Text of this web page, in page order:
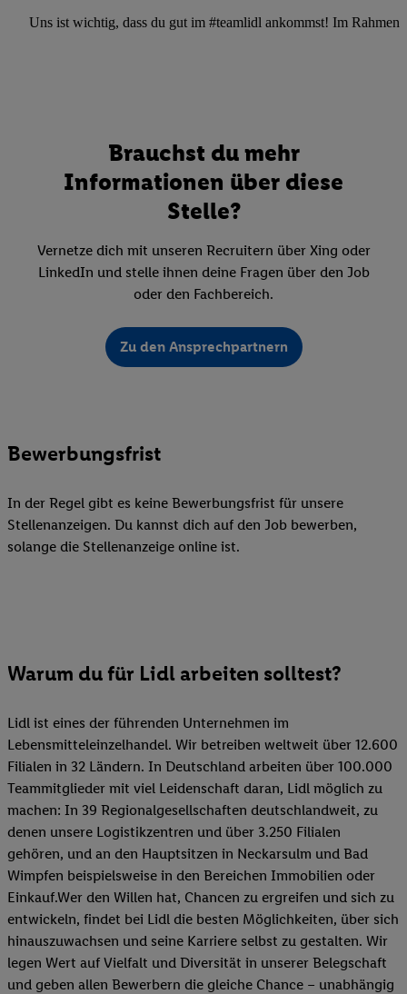
Uns ist wichtig, dass du gut im #teamlidl ankommst! Im Rahmen
Brauchst du mehr
Informationen über diese
Stelle?
Vernetze dich mit unseren Recruitern über Xing oder
LinkedIn und stelle ihnen deine Fragen über den Job
oder den Fachbereich.
Zu den Ansprechpartnern
Bewerbungsfrist
In der Regel gibt es keine Bewerbungsfrist für unsere
Stellenanzeigen. Du kannst dich auf den Job bewerben,
solange die Stellenanzeige online ist.
Warum du für Lidl arbeiten solltest?
Lidl ist eines der führenden Unternehmen im
Lebensmitteleinzelhandel. Wir betreiben weltweit über 12.600
Filialen in 32 Ländern. In Deutschland arbeiten über 100.000
Teammitglieder mit viel Leidenschaft daran, Lidl möglich zu
machen: In 39 Regionalgesellschaften deutschlandweit, zu
denen unsere Logistikzentren und über 3.250 Filialen
gehören, und an den Hauptsitzen in Neckarsulm und Bad
Wimpfen beispielsweise in den Bereichen Immobilien oder
Einkauf.Wer den Willen hat, Chancen zu ergreifen und sich zu
entwickeln, findet bei Lidl die besten Möglichkeiten, über sich
hinauszuwachsen und seine Karriere selbst zu gestalten. Wir
legen Wert auf Vielfalt und Diversität in unserer Belegschaft
und geben allen Bewerbern die gleiche Chance – unabhängig